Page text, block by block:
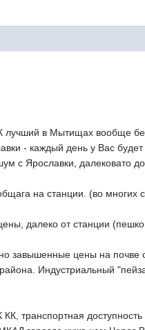
в Мытищах вообще
- каждый день у Вас
с Ярославки, далековато
на станции. (во
далеко от станции
завышенные цены на почве
Индустриальный
транспортная доступность